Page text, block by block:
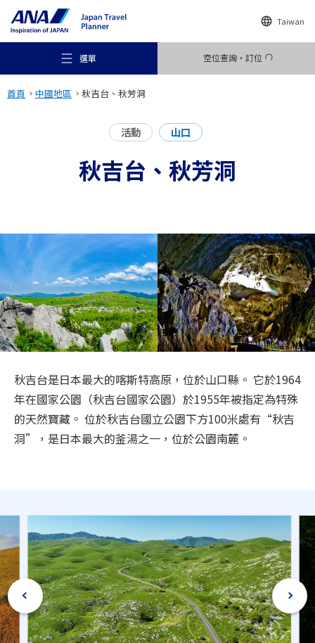
Taiwan
選單 空位查詢・訂位
目的地
旅遊資訊
關閉
首頁 中國地區 秋吉台、秋芳洞
活動 山口
秋吉台、秋芳洞
秋吉台是日本最大的喀斯特高原，位於山口縣。 它於1964
年在國家公園（秋吉台國家公園）於1955年被指定為特殊
的天然寶藏。 位於秋吉台國立公園下方100米處有“秋吉
洞”，是日本最大的釜湯之一，位於公園南麓。